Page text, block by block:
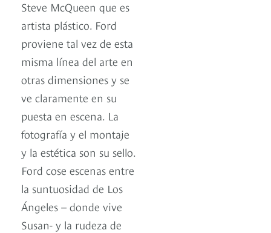
Steve McQueen que es
artista plástico. Ford
proviene tal vez de esta
misma línea del arte en
otras dimensiones y se
ve claramente en su
puesta en escena. La
fotografía y el montaje
y la estética son su sello.
Ford cose escenas entre
la suntuosidad de Los
Ángeles – donde vive
Susan- y la rudeza de